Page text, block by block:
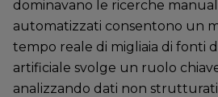
dominavano le ricerche
automatizzati consentono un
tempo reale di migliaia di fonti
artificiale svolge un ruolo
analizzando dati non